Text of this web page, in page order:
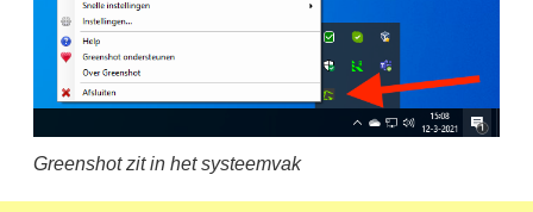
Greenshot zit in het systeemvak